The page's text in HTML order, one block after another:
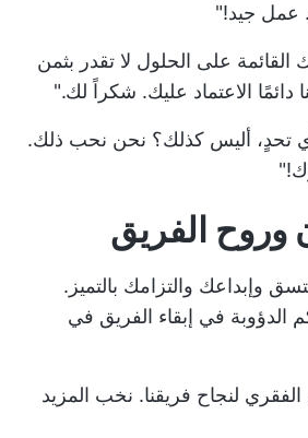
عمل جيد!"
القائمة على الحلول لا تقدر بثمن
دائمًا الاعتماد عليك. شكراً لك."
تحدٍ، أليس كذلك؟ نحن نحب ذلك.
وروح الفريق
وإبداعك والتزامك بالتميز.
في إبقاء الفريق في
الفقري لنجاح فريقنا. نخب المزيد